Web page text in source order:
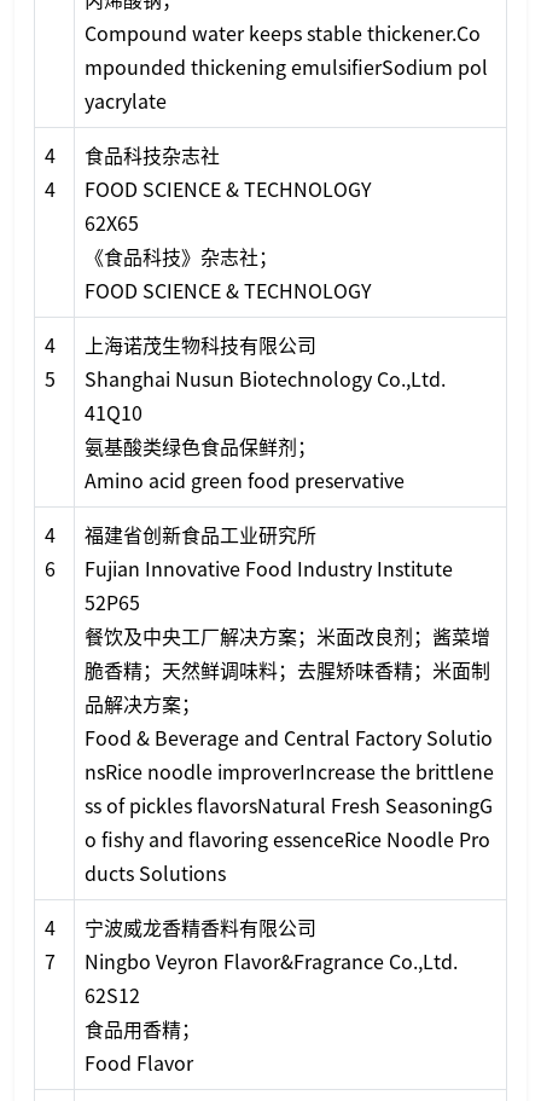
Compound water keeps stable thickener.Co
mpounded thickening emulsifierSodium pol
yacrylate
4
4
食品科技杂志社
FOOD SCIENCE & TECHNOLOGY
62X65
《食品科技》杂志社；
FOOD SCIENCE & TECHNOLOGY
4
5
上海诺茂生物科技有限公司
Shanghai Nusun Biotechnology Co.,Ltd.
41Q10
氨基酸类绿色食品保鲜剂；
Amino acid green food preservative
4
6
福建省创新食品工业研究所
Fujian Innovative Food Industry Institute
52P65
餐饮及中央工厂解决方案；米面改良剂；酱菜增
脆香精；天然鲜调味料；去腥矫味香精；米面制
品解决方案；
Food & Beverage and Central Factory Solutio
nsRice noodle improverIncrease the brittlene
ss of pickles flavorsNatural Fresh SeasoningG
o fishy and flavoring essenceRice Noodle Pro
ducts Solutions
4
7
宁波威龙香精香料有限公司
Ningbo Veyron Flavor&Fragrance Co.,Ltd.
62S12
食品用香精；
Food Flavor